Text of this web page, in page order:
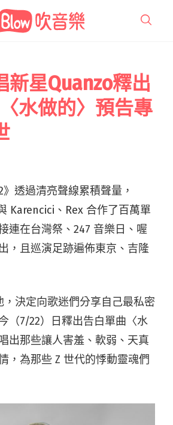
新星Quanzo釋出
水做的〉預告專
透過清亮聲線累積聲量，
Karencici、Rex 合作了百萬單
連在台灣祭、247 音樂日、喔
，且巡演足跡遍佈東京、吉隆
，決定向歌迷們分享自己最私密
（7/22）日釋出告白單曲〈水
出那些讓人害羞、軟弱、天真
，為那些 Z 世代的悸動靈魂們